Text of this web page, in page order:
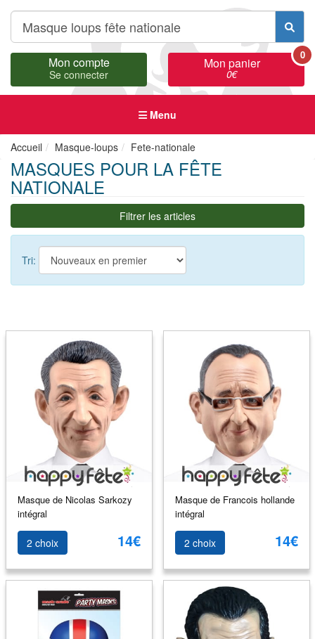
Mon compte
Se connecter
Mon panier
0€
0
Menu
Accueil Masque-loups Fete-nationale
MASQUES POUR LA FÊTE
NATIONALE
Filtrer les articles
Tri:
Masque de Nicolas Sarkozy
intégral
2 choix 14€
Masque de Francois hollande
intégral
2 choix 14€